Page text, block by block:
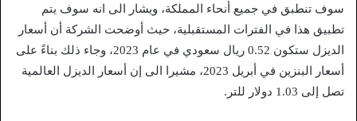
سوف تنطبق في جميع أنحاء المملكة، ويشار الى انه سوف يتم
تطبيق هذا في الفترات المستقبلية، حيث أوضحت الشركة أن أسعار
الديزل ستكون 0.52 ريال سعودي في عام 2023، وجاء ذلك بناءً على
أسعار البنزين في أبريل 2023، مشيرا الى إن أسعار الديزل العالمية
تصل إلى 1.03 دولار للتر.